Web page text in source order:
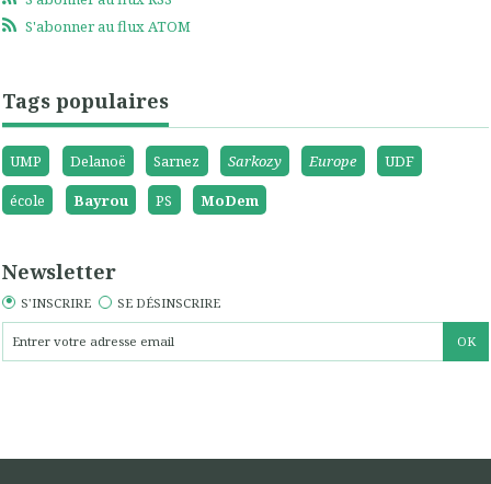
S'abonner au flux ATOM
Tags populaires
UMP Delanoë Sarnez Sarkozy Europe
UDF
école
Bayrou PS MoDem
Newsletter
S'INSCRIRE SE DÉSINSCRIRE